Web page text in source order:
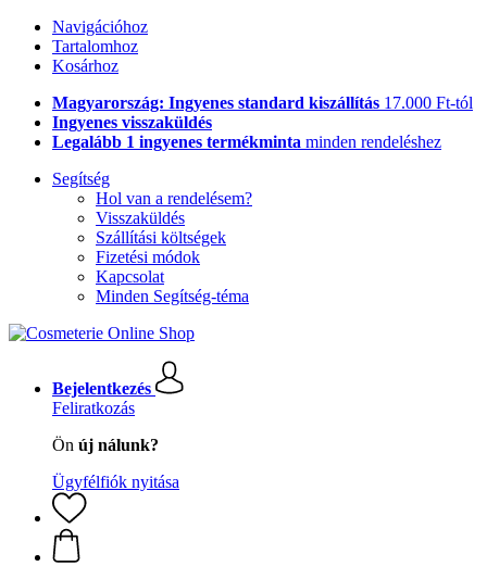
Navigációhoz
Tartalomhoz
Kosárhoz
Magyarország: Ingyenes standard kiszállítás 17.000 Ft-tól
Ingyenes visszaküldés
Legalább 1 ingyenes termékminta minden rendeléshez
Segítség
Hol van a rendelésem?
Visszaküldés
Szállítási költségek
Fizetési módok
Kapcsolat
Minden Segítség-téma
Bejelentkezés
Feliratkozás
Ön új nálunk?
Ügyfélfiók nyitása